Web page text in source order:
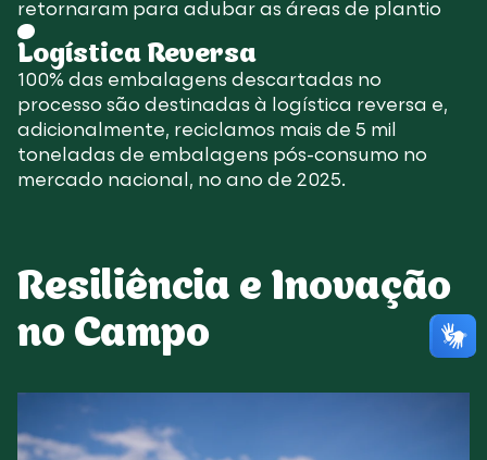
retornaram para adubar as áreas de plantio
Logística Reversa
100% das embalagens descartadas no
processo são destinadas à logística reversa e,
adicionalmente, reciclamos mais de 5 mil
toneladas de embalagens pós-consumo no
mercado nacional, no ano de 2025.
Resiliência e Inovação
no Campo